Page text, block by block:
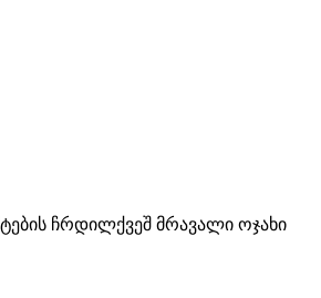
ჩრდილქვეშ მრავალი ოჯახი